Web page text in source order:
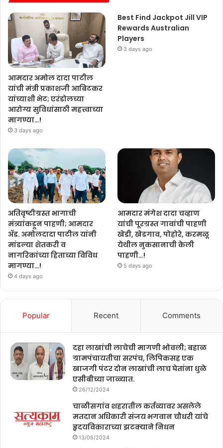
g
.
.
आमदार अमोल दादा पाटील
यांची मंत्री प्रकाशजी आबिटकर
यांच्याशी भेट; एरंडोलच्या
आरोग्य सुविधांसाठी महत्त्वाच्या
मागण्या…!
3 days ago
Best Find Jackpot Jill VIP
Rewards Australian
Players
3 days ago
अतिवृष्टीग्रस्त भागाची
मंत्र्यांकडून पाहणी; आमदार
ॲड. अमोलदादा पाटील यांनी
मांडल्या शेतकरी व
नागरिकांच्या हिताच्या विविध
मागण्या…!
4 days ago
आमदार मंगेश दादा चव्हाण
यांची पूरग्रस्त गावांची पाहणी
खेडी, खेडगाव, पोहोरे, करमळू
येथील नुकसानाची केली
पाहणी…!
5 days ago
Popular Recent Comments
दहा लाखांची लाचेची मागणी भोवली; बहाळ
ग्रामपंचायतीचा सरपंच, लिपिकसह एक
खाजगी पंटर दोन लाखांची लाच घेतांना धुळे
एसीबीच्या जाळ्यात.
26/12/2024
चाळीसगांव शहरातील कर्तव्यावर असलेले
मतदान अधिकारी संजय भगवान चौधरी यांचे
हृदयविकाराच्या झटक्याने निधन
13/05/2024